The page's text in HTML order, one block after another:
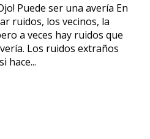
Puede ser una avería En
ruidos, los vecinos, la
a veces hay ruidos que
Los ruidos extraños
hace...